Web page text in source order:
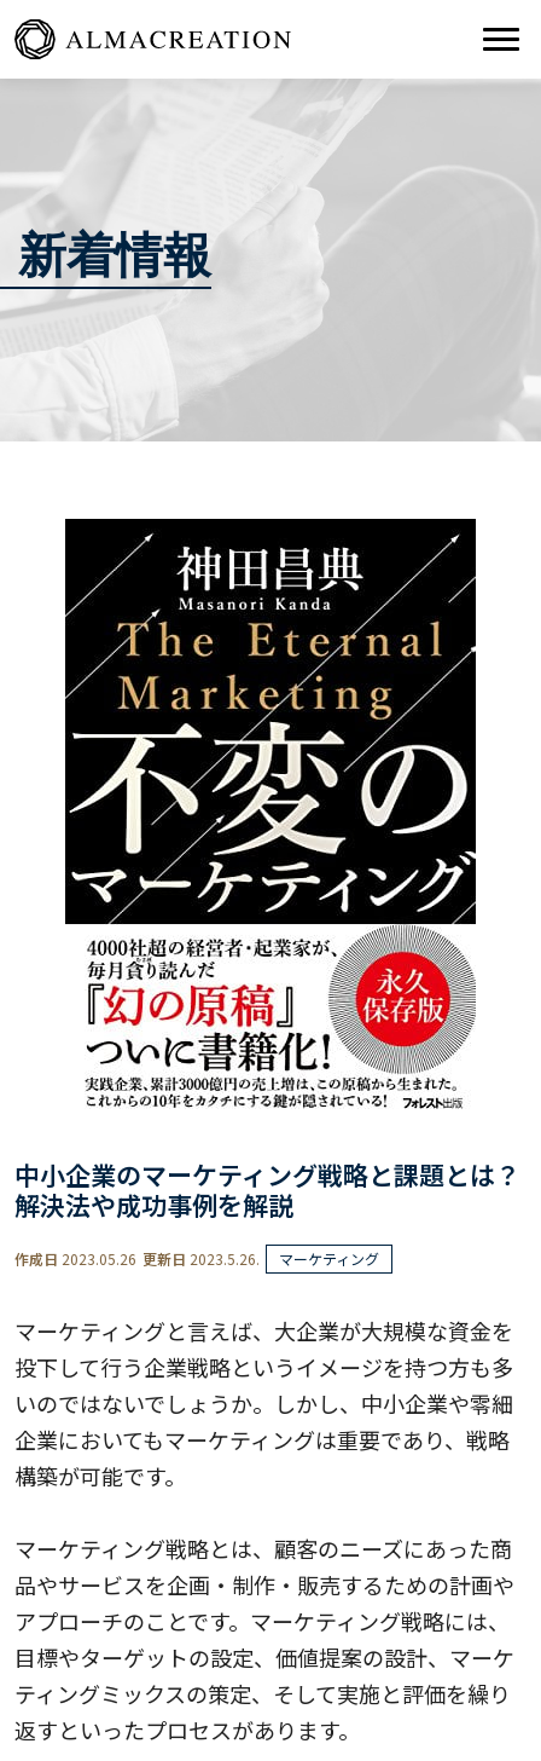
新着情報
中小企業のマーケティング戦略と課題とは？
解決法や成功事例を解説
作成日 2023.05.26 更新日 2023.5.26. マーケティング
マーケティングと言えば、大企業が大規模な資金を
投下して行う企業戦略というイメージを持つ方も多
いのではないでしょうか。しかし、中小企業や零細
企業においてもマーケティングは重要であり、戦略
構築が可能です。
マーケティング戦略とは、顧客のニーズにあった商
品やサービスを企画・制作・販売するための計画や
アプローチのことです。マーケティング戦略には、
目標やターゲットの設定、価値提案の設計、マーケ
ティングミックスの策定、そして実施と評価を繰り
返すといったプロセスがあります。